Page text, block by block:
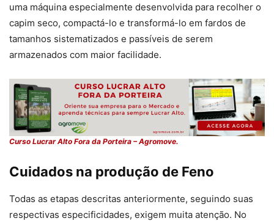
uma máquina especialmente desenvolvida para recolher o
capim seco, compactá-lo e transformá-lo em fardos de
tamanhos sistematizados e passíveis de serem
armazenados com maior facilidade.
Curso Lucrar Alto Fora da Porteira – Agromove.
Cuidados na produção de Feno
Todas as etapas descritas anteriormente, seguindo suas
respectivas especificidades, exigem muita atenção. No